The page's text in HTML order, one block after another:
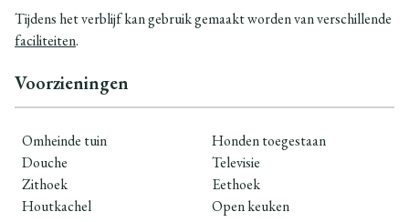
Tijdens het verblijf kan gebruik gemaakt worden van verschillende
faciliteiten.
Voorzieningen
Omheinde tuin
Honden toegestaan
Douche
Televisie
Zithoek
Eethoek
Houtkachel
Open keuken